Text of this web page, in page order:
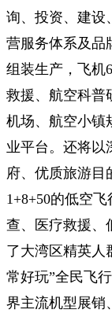
询、投资、建设
营服务体系及品
组装生产，飞机
救援、航空科普
机场、航空小镇
业平台。还将以
府、优质旅游目
1+8+50的低空
查、医疗救援、
了大湾区精英人
常好玩”全民飞
界主流机型展销